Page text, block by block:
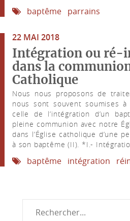
baptême parrains
22 MAI 2018
Intégration ou ré-
dans la
Catholique
Nous nous proposons de
nous sont souvent soumises
celle de l’intégration d’un
pleine communion avec notre
dans l’Église catholique d’une
à son baptême (II). *I.-
baptême intégration